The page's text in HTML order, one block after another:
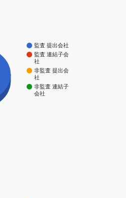
監査 提出会社
監査 連結子会
社
非監査 提出会
社
非監査 連結子
会社